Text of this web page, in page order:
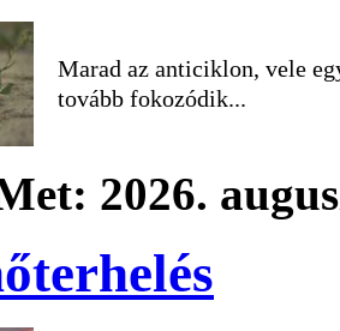
Marad az anticiklon, vele
tovább fokozódik...
2026.